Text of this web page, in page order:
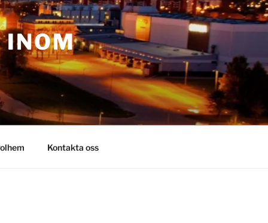
INOM
Kontakta oss